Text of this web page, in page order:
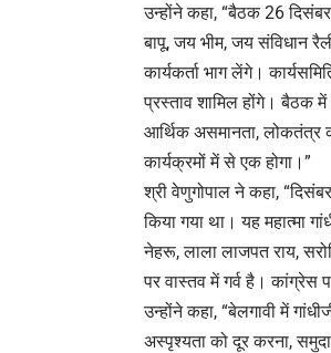
उन्होंने कहा, “बैठक 26
बापू, जय भीम, जय संविधान
कार्यकर्ता भाग लेंगे।
प्रस्ताव शामिल होंगे। बैठक में
आर्थिक असमानता, लोकतंत्र
कार्यक्रमों में से एक होगा।”
श्री वेणुगोपाल ने कहा,
किया गया था। यह महात्मा
नेहरू, लाला लाजपत राय,
पर वास्तव में गर्व है। कांग्रेस
उन्होंने कहा, “बेलगावी में
अस्पृश्यता को दूर करना,